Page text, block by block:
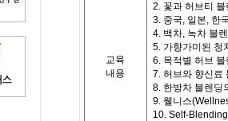
교육
내용
2. 꽃과 허브티
3. 중국, 일본, 한
4. 백차, 녹차 블
5. 가향가미된 청
6. 목적별 허브
7. 허브와 향신료
8. 한방차 블렌딩
9. 웰니스
10. Self-